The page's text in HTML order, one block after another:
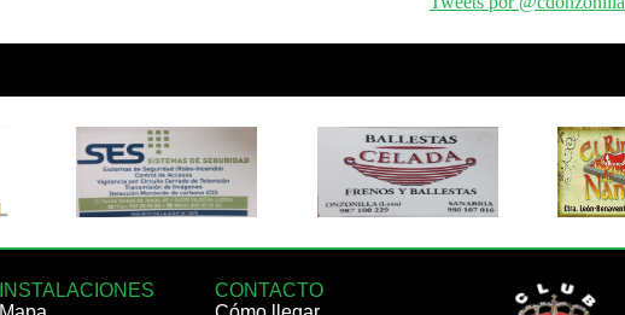
INSTALACIONES
CONTACTO